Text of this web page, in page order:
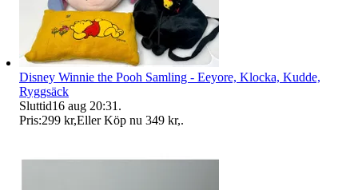
Disney Winnie the Pooh Samling - Eeyore, Klocka, Kudde,
Ryggsäck
Sluttid16 aug 20:31 .
Pris:299 kr,Eller Köp nu 349 kr,.